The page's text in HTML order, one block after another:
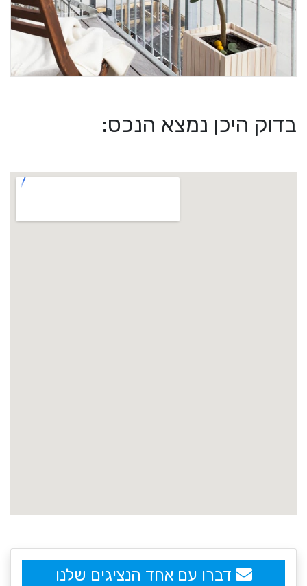
בדוק היכן נמצא הנכס:
דברו עם אחד הנציגים שלנו